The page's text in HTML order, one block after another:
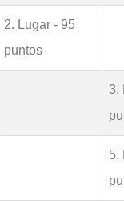
2. Lugar - 95
puntos
3.
5.